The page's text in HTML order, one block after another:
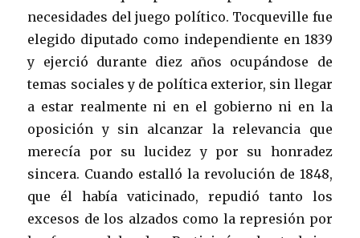
necesidades del juego político. Tocqueville fue
elegido diputado como independiente en 1839
y ejerció durante diez años ocupándose de
temas sociales y de política exterior, sin llegar
a estar realmente ni en el gobierno ni en la
oposición y sin alcanzar la relevancia que
merecía por su lucidez y por su honradez
sincera. Cuando estalló la revolución de 1848,
que él había vaticinado, repudió tanto los
excesos de los alzados como la represión por